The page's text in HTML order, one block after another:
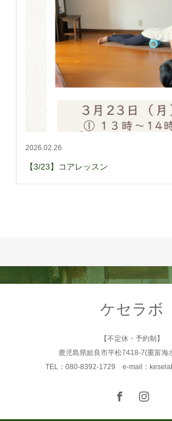
2026.02.26
【3/23】コアレッスン
ケセラボ
【不定休・予約制】
鹿児島県姶良市平松7418-7(重富海
TEL：080-8392-1729 e-mail：